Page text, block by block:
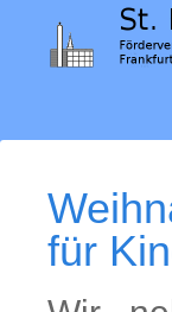
für